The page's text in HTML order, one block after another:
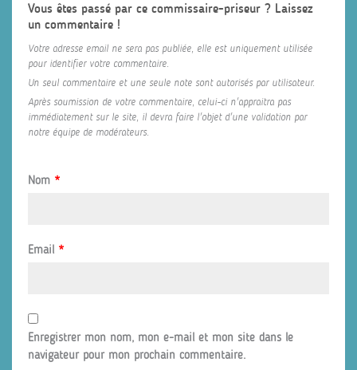
Vous êtes passé par ce commissaire-priseur ? Laissez
un commentaire !
Votre adresse email ne sera pas publiée, elle est uniquement utilisée
pour identifier votre commentaire.
Un seul commentaire et une seule note sont autorisés par utilisateur.
Après soumission de votre commentaire, celui-ci n'appraitra pas
immédiatement sur le site, il devra faire l'objet d'une validation par
notre équipe de modérateurs.
Nom *
Email *
Enregistrer mon nom, mon e-mail et mon site dans le
navigateur pour mon prochain commentaire.